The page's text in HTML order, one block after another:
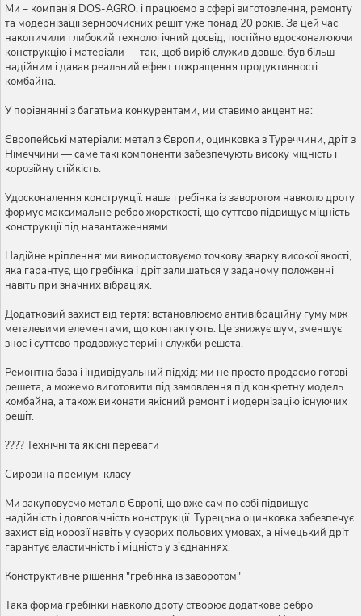
Ми – компанія DOS-AGRO, і працюємо в сфері виготовлення, ремонту
та модернізації зерноочисних решіт уже понад 20 років. За цей час
накопичили глибокий технологічний досвід, постійно вдосконалюючи
конструкцію і матеріали — так, щоб виріб служив довше, був більш
надійним і давав реальний ефект покращення продуктивності
комбайна.
У порівнянні з багатьма конкурентами, ми ставимо акцент на:
Європейські матеріали: метал з Європи, оцинковка з Туреччини, дріт з
Німеччини — саме такі компоненти забезпечують високу міцність і
корозійну стійкість.
Удосконалення конструкції: наша гребінка із заворотом навколо дроту
формує максимальне ребро жорсткості, що суттєво підвищує міцність
конструкції під навантаженнями.
Надійне кріплення: ми використовуємо точкову зварку високої якості,
яка гарантує, що гребінка і дріт залишаться у заданому положенні
навіть при значних вібраціях.
Додатковий захист від тертя: встановлюємо антивібраційну гуму між
металевими елементами, що контактують. Це знижує шум, зменшує
знос і суттєво продовжує термін служби решета.
Ремонтна база і індивідуальний підхід: ми не просто продаємо готові
решета, а можемо виготовити під замовлення під конкретну модель
комбайна, а також виконати якісний ремонт і модернізацію існуючих
решіт.
???? Технічні та якісні переваги
Сировина преміум-класу
Ми закуповуємо метал в Європі, що вже сам по собі підвищує
надійність і довговічність конструкції. Турецька оцинковка забезпечує
захист від корозії навіть у суворих польових умовах, а німецький дріт
гарантує еластичність і міцність у з’єднаннях.
Конструктивне рішення "гребінка із заворотом"
Така форма гребінки навколо дроту створює додаткове ребро